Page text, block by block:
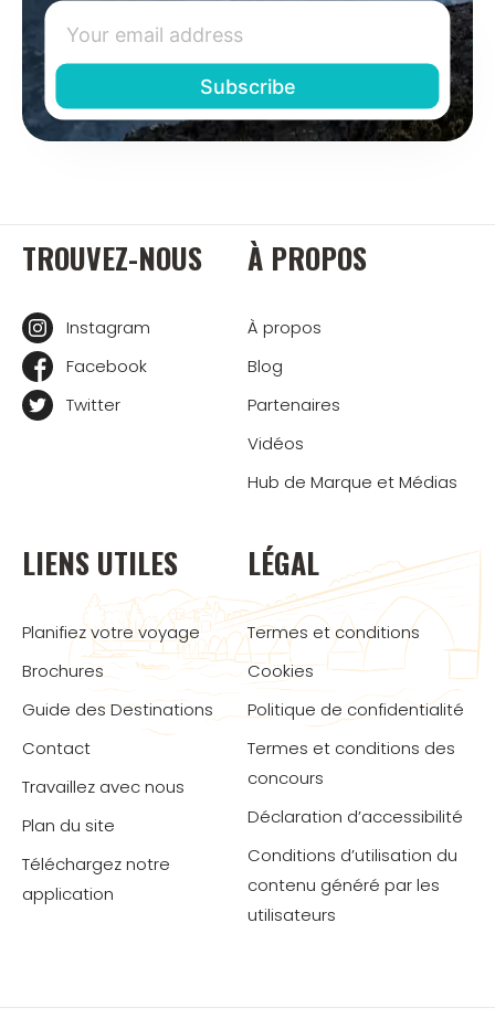
TROUVEZ-NOUS
Instagram
Facebook
Twitter
À PROPOS
À propos
Blog
Partenaires
Vidéos
Hub de Marque et Médias
LIENS UTILES
Planifiez votre voyage
Brochures
Guide des Destinations
Contact
Travaillez avec nous
Plan du site
Téléchargez notre
application
LÉGAL
Termes et conditions
Cookies
Politique de confidentialité
Termes et conditions des
concours
Déclaration d’accessibilité
Conditions d’utilisation du
contenu généré par les
utilisateurs